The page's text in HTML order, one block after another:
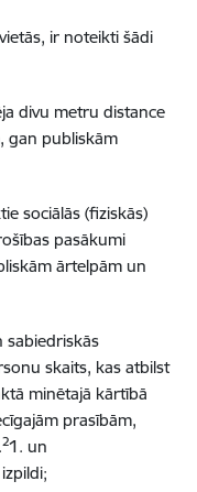
ir noteikti šādi
divu metru distance
gan publiskām
sociālās (fiziskās)
pasākumi
ārtelpām un
sabiedriskās
skaits, kas atbilst
minētajā kārtībā
prasībām,
21. un